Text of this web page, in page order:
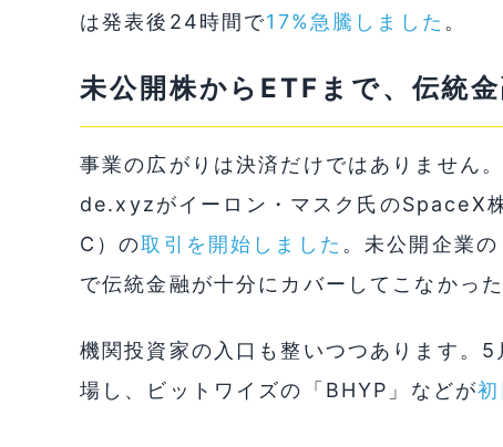
は発表後24時間で17%急騰しました 。
未公開株からETFまで、伝統
事業の広がりは決済だけではありませ
de.xyzがイーロン・マスク氏のSpaceX
C）の取引を開始しました 。未公開企業
で伝統金融が十分にカバーしてこなかった
機関投資家の入口も整いつつあります。
場し、ビットワイズの「BHYP」などが